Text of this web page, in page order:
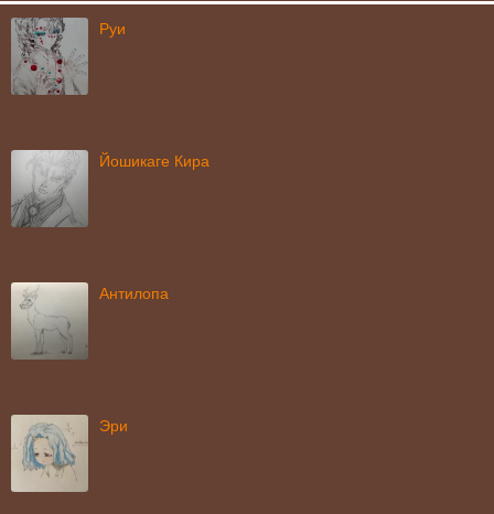
Руи
Йошикаге Кира
Антилопа
Эри